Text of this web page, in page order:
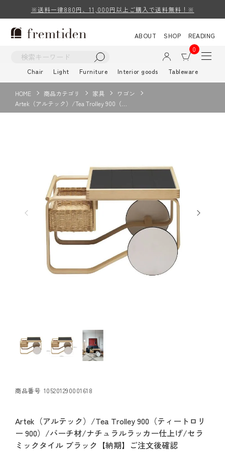
※送料一律880円、11,000円以上ご購入で送料無料！※
ABOUT SHOP
READING
0
Chair Light Furniture Interior goods Tableware
HOME 商品カテゴリ 家具
ワゴン
Artek（アルテック）/Tea Trolley 900（…
商品番号 105201290001618
Artek（アルテック）/Tea Trolley 900（ティートロリ
ー 900）/バーチ材/ナチュラルラッカー仕上げ/セラ
ミックタイル ブラック【納期】ご注文後確認